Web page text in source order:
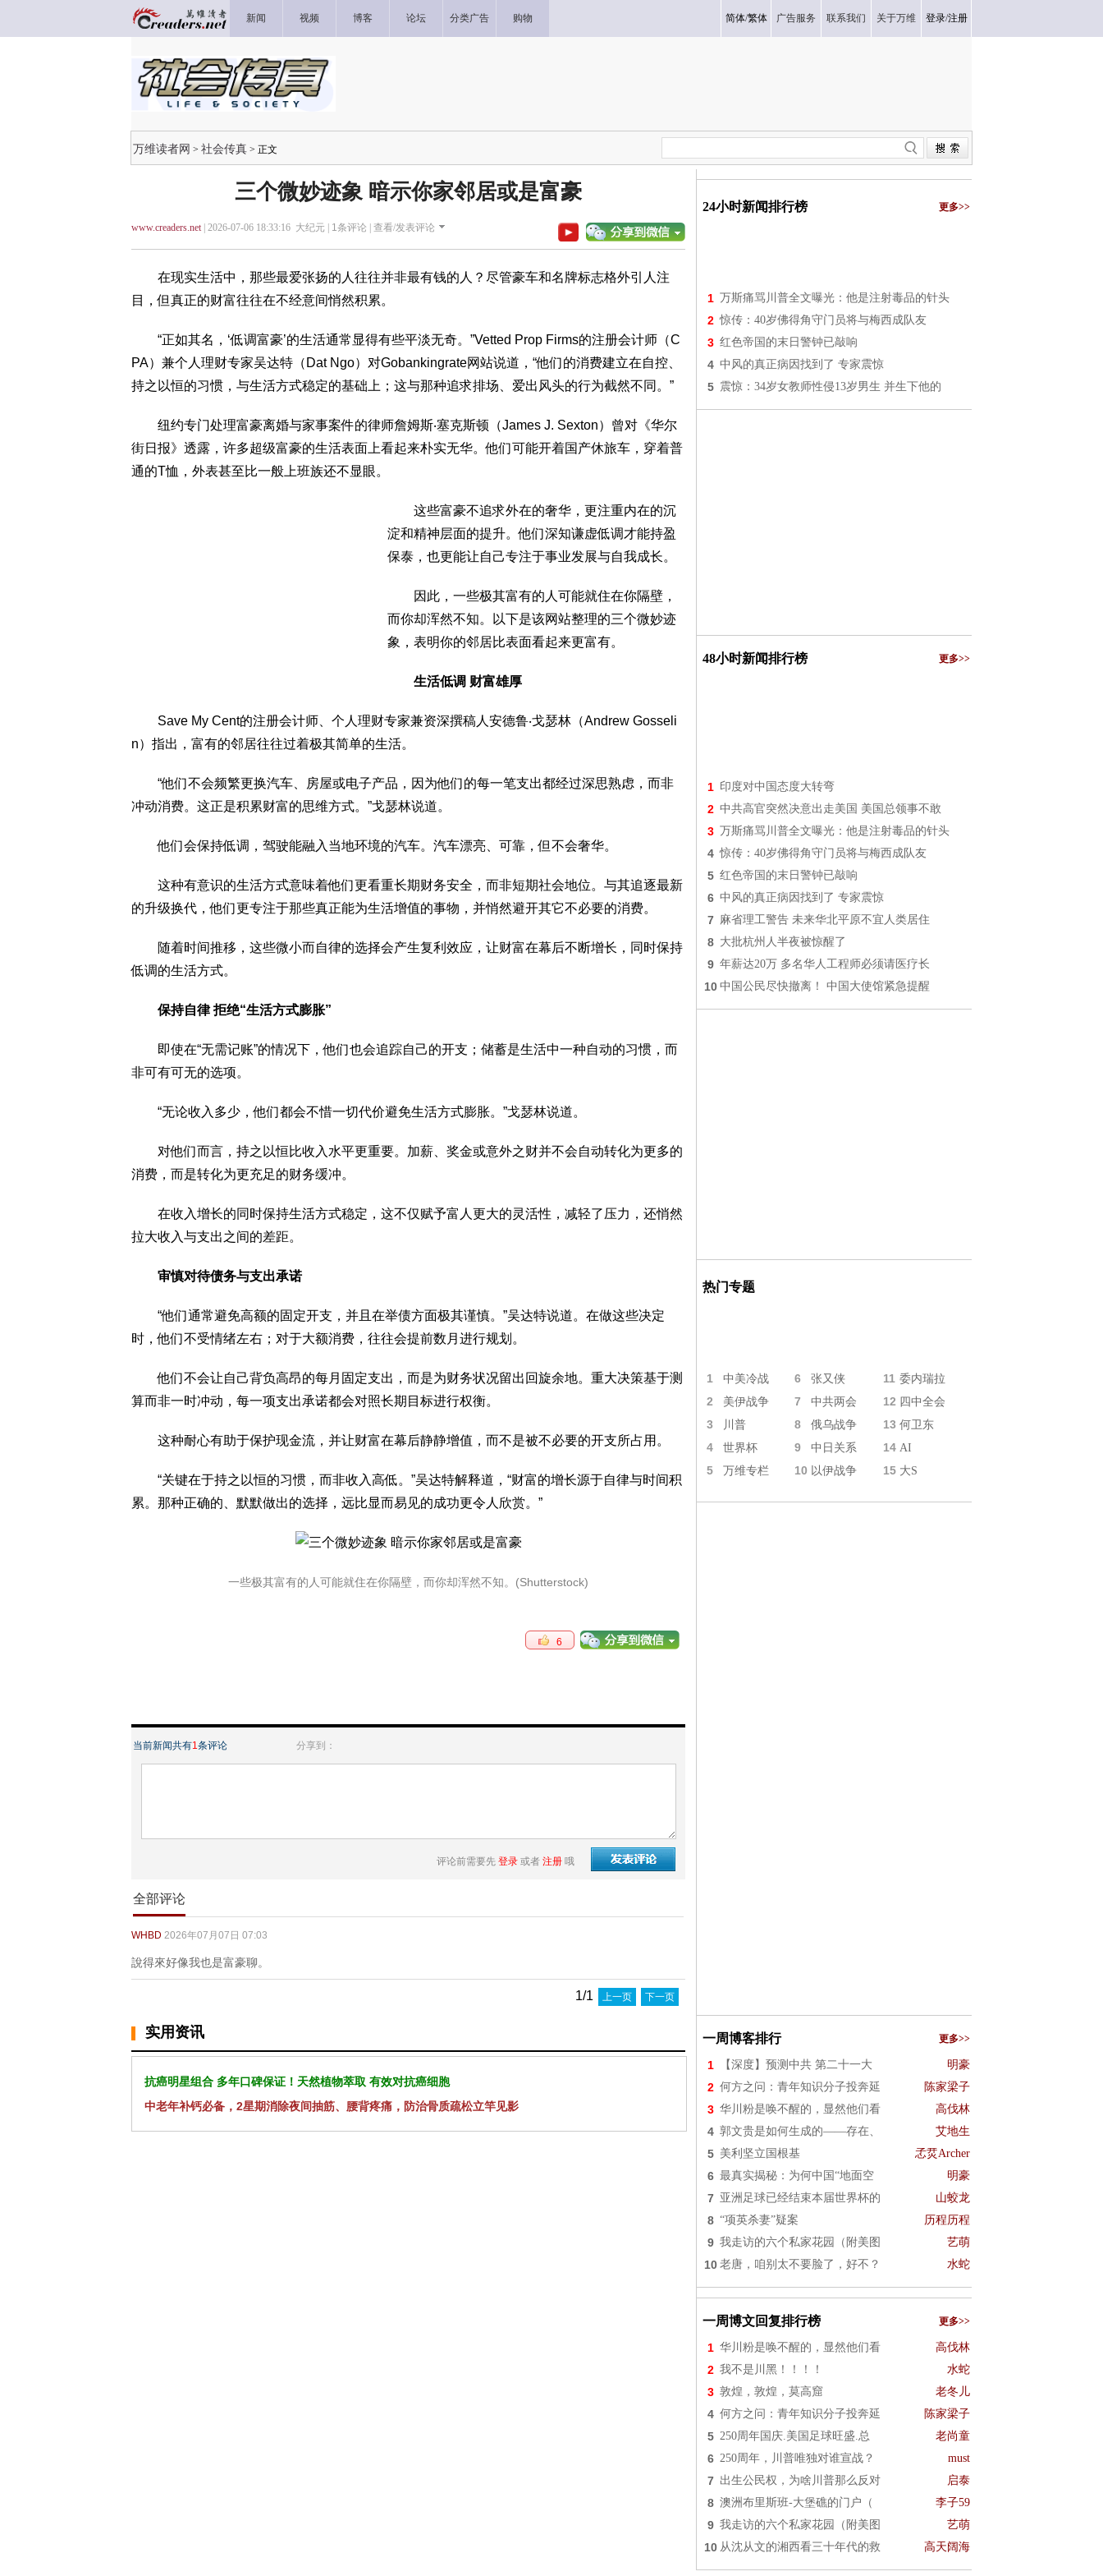
新闻 视频 博客 论坛 分类广告 购物 简体/繁体 广告服务 联系我们 关于万维 登录/注册
万维读者网 > 社会传真 > 正文
三个微妙迹象 暗示你家邻居或是富豪
www.creaders.net| 2026-07-06 18:33:16 大纪元 | 1条评论 | 查看/发表评论
在现实生活中，那些最爱张扬的人往往并非最有钱的人？尽管豪车和名牌标志格外引人注
目，但真正的财富往往在不经意间悄然积累。
“正如其名，‘低调富豪’的生活通常显得有些平淡无奇。”Vetted Prop Firms的注册会计师（C
PA）兼个人理财专家吴达特（Dat Ngo）对Gobankingrate网站说道，“他们的消费建立在自控、
持之以恒的习惯，与生活方式稳定的基础上；这与那种追求排场、爱出风头的行为截然不同。”
纽约专门处理富豪离婚与家事案件的律师詹姆斯‧塞克斯顿（James J. Sexton）曾对《华尔
街日报》透露，许多超级富豪的生活表面上看起来朴实无华。他们可能开着国产休旅车，穿着普
通的T恤，外表甚至比一般上班族还不显眼。
这些富豪不追求外在的奢华，更注重内在的沉
淀和精神层面的提升。他们深知谦虚低调才能持盈
保泰，也更能让自己专注于事业发展与自我成长。
因此，一些极其富有的人可能就住在你隔壁，
而你却浑然不知。以下是该网站整理的三个微妙迹
象，表明你的邻居比表面看起来更富有。
生活低调 财富雄厚
Save My Cent的注册会计师、个人理财专家兼资深撰稿人安德鲁‧戈瑟林（Andrew Gosseli
n）指出，富有的邻居往往过着极其简单的生活。
“他们不会频繁更换汽车、房屋或电子产品，因为他们的每一笔支出都经过深思熟虑，而非
冲动消费。这正是积累财富的思维方式。”戈瑟林说道。
他们会保持低调，驾驶能融入当地环境的汽车。汽车漂亮、可靠，但不会奢华。
这种有意识的生活方式意味着他们更看重长期财务安全，而非短期社会地位。与其追逐最新
的升级换代，他们更专注于那些真正能为生活增值的事物，并悄然避开其它不必要的消费。
随着时间推移，这些微小而自律的选择会产生复利效应，让财富在幕后不断增长，同时保持
低调的生活方式。
保持自律 拒绝“生活方式膨胀”
即使在“无需记账”的情况下，他们也会追踪自己的开支；储蓄是生活中一种自动的习惯，而
非可有可无的选项。
“无论收入多少，他们都会不惜一切代价避免生活方式膨胀。”戈瑟林说道。
对他们而言，持之以恒比收入水平更重要。加薪、奖金或意外之财并不会自动转化为更多的
消费，而是转化为更充足的财务缓冲。
在收入增长的同时保持生活方式稳定，这不仅赋予富人更大的灵活性，减轻了压力，还悄然
拉大收入与支出之间的差距。
审慎对待债务与支出承诺
“他们通常避免高额的固定开支，并且在举债方面极其谨慎。”吴达特说道。在做这些决定
时，他们不受情绪左右；对于大额消费，往往会提前数月进行规划。
他们不会让自己背负高昂的每月固定支出，而是为财务状况留出回旋余地。重大决策基于测
算而非一时冲动，每一项支出承诺都会对照长期目标进行权衡。
这种耐心有助于保护现金流，并让财富在幕后静静增值，而不是被不必要的开支所占用。
“关键在于持之以恒的习惯，而非收入高低。”吴达特解释道，“财富的增长源于自律与时间积
累。那种正确的、默默做出的选择，远比显而易见的成功更令人欣赏。”
一些极其富有的人可能就住在你隔壁，而你却浑然不知。(Shutterstock)
6
当前新闻共有1条评论 分享到：
评论前需要先 登录 或者 注册 哦
全部评论
WHBD 2026年07月07日 07:03
說得來好像我也是富豪聊。
1/1 上一页 下一页
实用资讯
抗癌明星组合 多年口碑保证！天然植物萃取 有效对抗癌细胞
中老年补钙必备，2星期消除夜间抽筋、腰背疼痛，防治骨质疏松立竿见影
24小时新闻排行榜 更多>>
1 万斯痛骂川普全文曝光：他是注射毒品的针头
2 惊传：40岁佛得角守门员将与梅西成队友
3 红色帝国的末日警钟已敲响
4 中风的真正病因找到了 专家震惊
5 震惊：34岁女教师性侵13岁男生 并生下他的
48小时新闻排行榜 更多>>
1 印度对中国态度大转弯
2 中共高官突然决意出走美国 美国总领事不敢
3 万斯痛骂川普全文曝光：他是注射毒品的针头
4 惊传：40岁佛得角守门员将与梅西成队友
5 红色帝国的末日警钟已敲响
6 中风的真正病因找到了 专家震惊
7 麻省理工警告 未来华北平原不宜人类居住
8 大批杭州人半夜被惊醒了
9 年薪达20万 多名华人工程师必须请医疗长
10 中国公民尽快撤离！ 中国大使馆紧急提醒
热门专题
1 中美冷战 6 张又侠 11 委内瑞拉
2 美伊战争 7 中共两会 12 四中全会
3 川普 8 俄乌战争 13 何卫东
4 世界杯 9 中日关系 14 AI
5 万维专栏 10 以伊战争 15 大S
一周博客排行 更多>>
1 【深度】预测中共 第二十一大 明豪
2 何方之问：青年知识分子投奔延 陈家梁子
3 华川粉是唤不醒的，显然他们看 高伐林
4 郭文贵是如何生成的——存在、 艾地生
5 美利坚立国根基 孞烎Archer
6 最真实揭秘：为何中国“地面空 明豪
7 亚洲足球已经结束本届世界杯的 山蛟龙
8 “项英杀妻”疑案 历程历程
9 我走访的六个私家花园（附美图 艺萌
10 老唐，咱别太不要脸了，好不？ 水蛇
一周博文回复排行榜 更多>>
1 华川粉是唤不醒的，显然他们看 高伐林
2 我不是川黑！！！！ 水蛇
3 敦煌，敦煌，莫高窟 老冬儿
4 何方之问：青年知识分子投奔延 陈家梁子
5 250周年国庆.美国足球旺盛.总 老尚童
6 250周年，川普唯独对谁宣战？ must
7 出生公民权，为啥川普那么反对 启泰
8 澳洲布里斯班-大堡礁的门户（ 李子59
9 我走访的六个私家花园（附美图 艺萌
10 从沈从文的湘西看三十年代的救 高天阔海